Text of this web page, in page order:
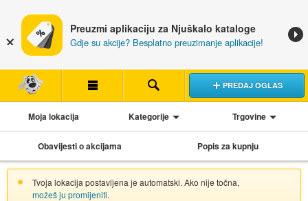
Preuzmi aplikaciju za Njuškalo kataloge
Gdje su akcije? Besplatno preuzimanje aplikacije!
PREDAJ OGLAS
Moja lokacija Kategorije Trgovine
Obavijesti o akcijama Popis za kupnju
Tvoja lokacija postavljena je automatski. Ako nije točna,
možeš ju promijeniti.